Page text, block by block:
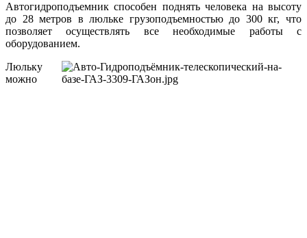
Автогидроподъемник способен поднять человека на высоту
до 28 метров в люльке грузоподъемностью до 300 кг, что
позволяет осуществлять все необходимые работы с
оборудованием.
Люльку
можно